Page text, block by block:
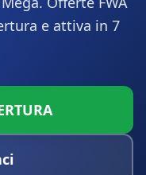
e attiva in 7